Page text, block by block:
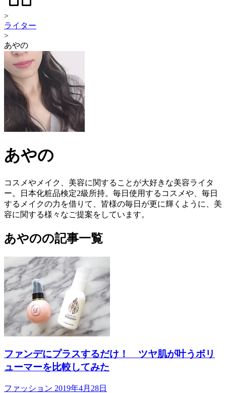
>
ライター
>
あやの
あやの
コスメやメイク、美容に関することが大好きな美容ライタ
ー。日本化粧品検定2級所持。毎日使用するコスメや、毎日
するメイクの力を借りて、皆様の毎日が更に輝くように、美
容に関する様々なご提案をしています。
あやのの記事一覧
ファンデにプラスするだけ！ ツヤ肌が叶うボリ
ューマーを比較してみた
ファッション 2019年4月28日